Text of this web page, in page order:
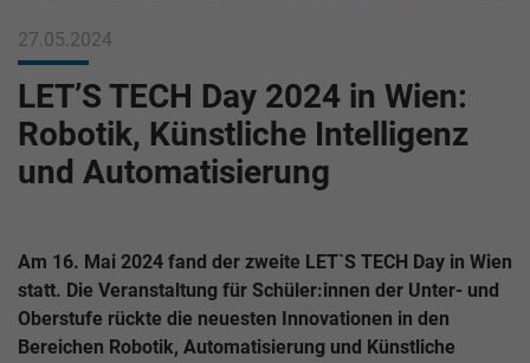
27.05.2024
LET’S TECH Day 2024 in Wien:
Robotik, Künstliche Intelligenz
und Automatisierung
Am 16. Mai 2024 fand der zweite LET`S TECH Day in Wien
statt. Die Veranstaltung für Schüler:innen der Unter- und
Oberstufe rückte die neuesten Innovationen in den
Bereichen Robotik, Automatisierung und Künstliche